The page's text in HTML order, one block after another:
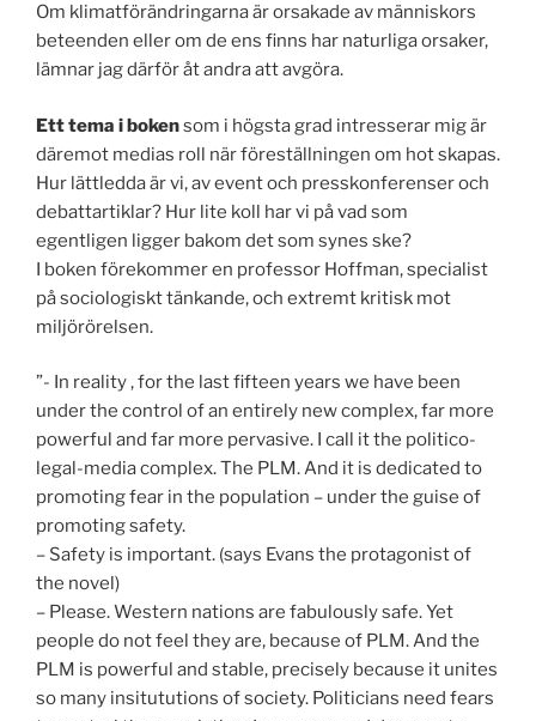
Om klimatförändringarna är orsakade av människors
beteenden eller om de ens finns har naturliga orsaker,
lämnar jag därför åt andra att avgöra.
Ett tema i bokensom i högsta grad intresserar mig är
däremot medias roll när föreställningen om hot skapas.
Hur lättledda är vi, av event och presskonferenser och
debattartiklar? Hur lite koll har vi på vad som
egentligen ligger bakom det som synes ske?
I boken förekommer en professor Hoffman, specialist
på sociologiskt tänkande, och extremt kritisk mot
miljörörelsen.
”- In reality , for the last fifteen years we have been
under the control of an entirely new complex, far more
powerful and far more pervasive. I call it the politico-
legal-media complex. The PLM. And it is dedicated to
promoting fear in the population – under the guise of
promoting safety.
– Safety is important. (says Evans the protagonist of
the novel)
– Please. Western nations are fabulously safe. Yet
people do not feel they are, because of PLM. And the
PLM is powerful and stable, precisely because it unites
so many insitututions of society. Politicians need fears